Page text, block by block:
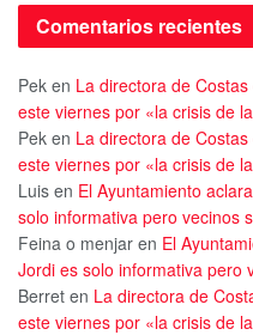
Comentarios recientes
Pek en La directora de
este viernes por «la crisis de
Pek en La directora de
este viernes por «la crisis de
Luis en El Ayuntamiento
solo informativa pero vecinos
Feina o menjar en El
Jordi es solo informativa pero
Berret en La directora de
este viernes por «la crisis de